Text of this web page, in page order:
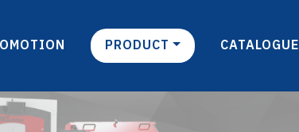
PRODUCT CATALOGUE